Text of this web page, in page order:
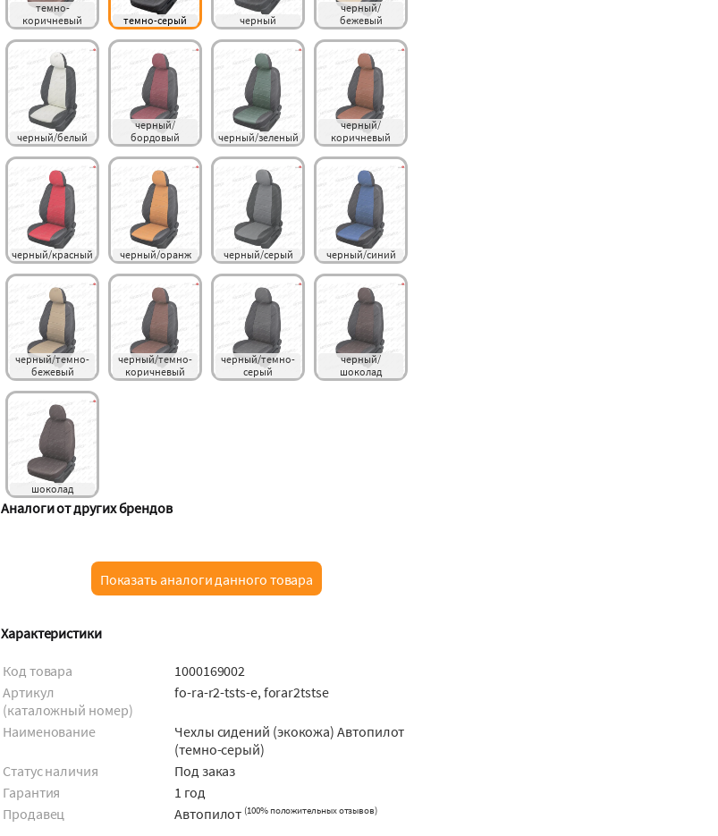
темно-
коричневый
темно-серый черный
черный/
бежевый
черный/белый
черный/
бордовый
черный/зеленый
черный/
коричневый
черный/красный черный/оранж черный/серый черный/синий
черный/темно-
бежевый
черный/темно-
коричневый
черный/темно-
серый
черный/
шоколад
шоколад
Аналоги от других брендов
Показать аналоги данного товара
Характеристики
Код товара
1000169002
Артикул
(каталожный номер)
fo-ra-r2-tsts-e, forar2tstse
Наименование
Чехлы сидений (экокожа) Автопилот
(темно-серый)
Статус наличия
Под заказ
Гарантия
1 год
Продавец
Автопилот (100% положительных отзывов)